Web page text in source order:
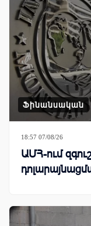
Ֆինանսական
18:57 07/08/26
ԱՄՀ-ում